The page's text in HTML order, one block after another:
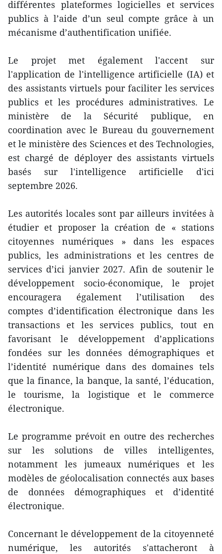
différentes plateformes logicielles et services
publics à l’aide d’un seul compte grâce à un
mécanisme d’authentification unifiée.
Le projet met également l'accent sur
l'application de l'intelligence artificielle (IA) et
des assistants virtuels pour faciliter les services
publics et les procédures administratives. Le
ministère de la Sécurité publique, en
coordination avec le Bureau du gouvernement
et le ministère des Sciences et des Technologies,
est chargé de déployer des assistants virtuels
basés sur l'intelligence artificielle d'ici
septembre 2026.
Les autorités locales sont par ailleurs invitées à
étudier et proposer la création de « stations
citoyennes numériques » dans les espaces
publics, les administrations et les centres de
services d’ici janvier 2027. Afin de soutenir le
développement socio-économique, le projet
encouragera également l’utilisation des
comptes d’identification électronique dans les
transactions et les services publics, tout en
favorisant le développement d’applications
fondées sur les données démographiques et
l’identité numérique dans des domaines tels
que la finance, la banque, la santé, l’éducation,
le tourisme, la logistique et le commerce
électronique.
Le programme prévoit en outre des recherches
sur les solutions de villes intelligentes,
notamment les jumeaux numériques et les
modèles de géolocalisation connectés aux bases
de données démographiques et d’identité
électronique.
Concernant le développement de la citoyenneté
numérique, les autorités s'attacheront à